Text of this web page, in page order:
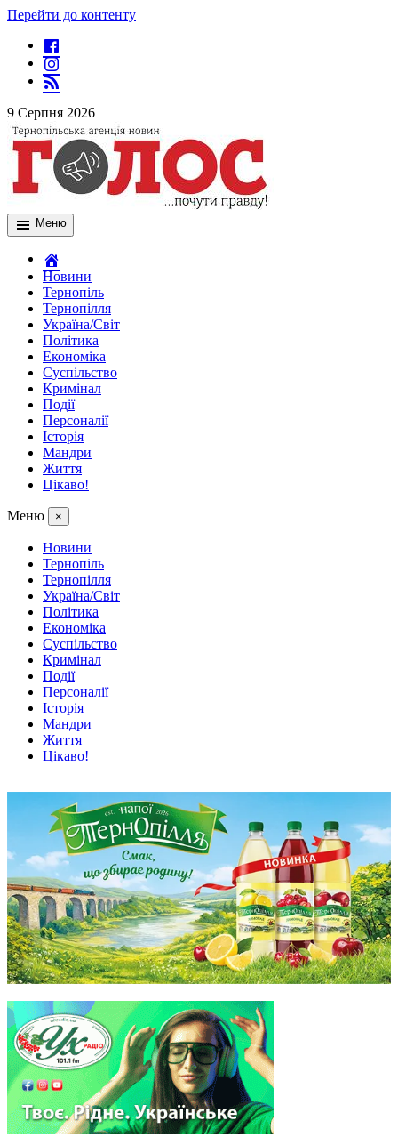
Перейти до контенту
9 Серпня 2026
Меню
Новини
Тернопіль
Тернопілля
Україна/Світ
Політика
Економіка
Суспільство
Кримінал
Події
Персоналії
Історія
Мандри
Життя
Цікаво!
Меню ×
Новини
Тернопіль
Тернопілля
Україна/Світ
Політика
Економіка
Суспільство
Кримінал
Події
Персоналії
Історія
Мандри
Життя
Цікаво!